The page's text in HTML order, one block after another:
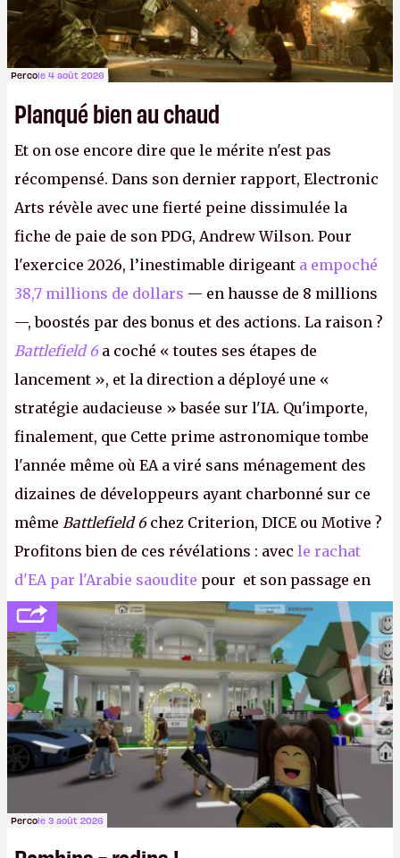
Percole 4 août 2026
Planqué bien au chaud
Et on ose encore dire que le mérite n'est pas
récompensé. Dans son dernier rapport, Electronic
Arts révèle avec une fierté peine dissimulée la
fiche de paie de son PDG, Andrew Wilson. Pour
l'exercice 2026, l’inestimable dirigeant a empoché
38,7 millions de dollars — en hausse de 8 millions
—, boostés par des bonus et des actions. La raison ?
Battlefield 6 a coché « toutes ses étapes de
lancement », et la direction a déployé une «
stratégie audacieuse » basée sur l'IA. Qu'importe,
finalement, que Cette prime astronomique tombe
l'année même où EA a viré sans ménagement des
dizaines de développeurs ayant charbonné sur ce
même Battlefield 6chez Criterion, DICE ou Motive ?
Profitons bien de ces révélations : avec le rachat
d'EA par l'Arabie saoudite pour et son passage en
société privée, l'éditeur n'aura bientôt plus
l'obligation de publier ses bilans. Encore une
victoire pour la transparence.P.
Percole 3 août 2026